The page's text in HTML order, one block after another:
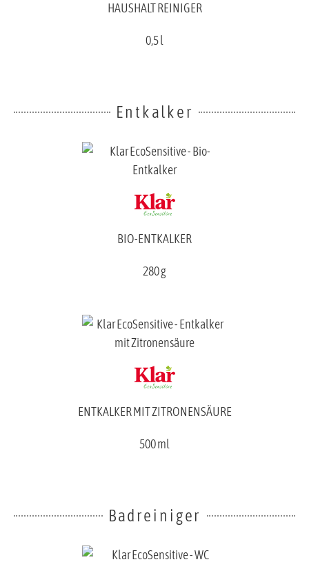
HAUSHALT REINIGER
0,5 l
Entkalker
BIO-ENTKALKER
280 g
ENTKALKER MIT ZITRONENSÄURE
500 ml
Badreiniger